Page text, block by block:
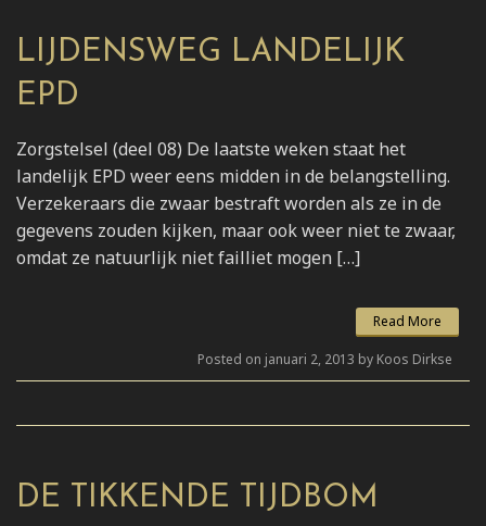
LIJDENSWEG LANDELIJK
EPD
Zorgstelsel (deel 08) De laatste weken staat het
landelijk EPD weer eens midden in de belangstelling.
Verzekeraars die zwaar bestraft worden als ze in de
gegevens zouden kijken, maar ook weer niet te zwaar,
omdat ze natuurlijk niet failliet mogen […]
Read More
Posted on januari 2, 2013 by Koos Dirkse
DE TIKKENDE TIJDBOM